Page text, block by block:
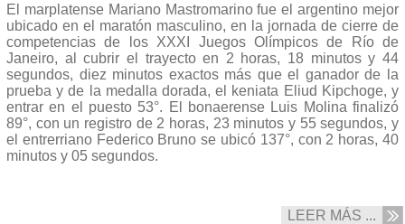
El marplatense Mariano Mastromarino fue el argentino mejor
ubicado en el maratón masculino, en la jornada de cierre de
competencias de los XXXI Juegos Olímpicos de Río de
Janeiro, al cubrir el trayecto en 2 horas, 18 minutos y 44
segundos, diez minutos exactos más que el ganador de la
prueba y de la medalla dorada, el keniata Eliud Kipchoge, y
entrar en el puesto 53°. El bonaerense Luis Molina finalizó
89°, con un registro de 2 horas, 23 minutos y 55 segundos, y
el entrerriano Federico Bruno se ubicó 137°, con 2 horas, 40
minutos y 05 segundos.
LEER MÁS ...